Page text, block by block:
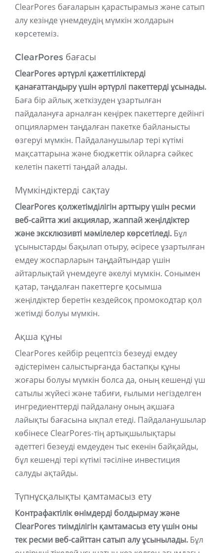
ClearPores бағаларын қарастырамыз және сатып
алу кезінде үнемдеудің мүмкін жолдарын
көрсетеміз.
ClearPores бағасы
ClearPores әртүрлі қажеттіліктерді
қанағаттандыру үшін әртүрлі пакеттерді ұсынады.
Баға бір айлық жеткізуден ұзартылған
пайдалануға арналған кеңірек пакеттерге дейінгі
опциялармен таңдалған пакетке байланысты
өзгеруі мүмкін. Пайдаланушылар тері күтімі
мақсаттарына және бюджеттік ойларға сәйкес
келетін пакетті таңдай алады.
Мүмкіндіктерді сақтау
ClearPores қолжетімділігін арттыру үшін ресми
веб-сайтта жиі акциялар, жаппай жеңілдіктер
және эксклюзивті мәмілелер көрсетіледі. Бұл
ұсыныстарды бақылап отыру, әсіресе ұзартылған
емдеу жоспарларын таңдайтындар үшін
айтарлықтай үнемдеуге әкелуі мүмкін. Сонымен
қатар, таңдалған пакеттерге қосымша
жеңілдіктер беретін кездейсоқ промокодтар қол
жетімді болуы мүмкін.
Ақша құны
ClearPores кейбір рецептсіз безеуді емдеу
әдістерімен салыстырғанда бастапқы құны
жоғары болуы мүмкін болса да, оның кешенді үш
сатылы жүйесі және табиғи, ғылыми негізделген
ингредиенттерді пайдалану оның ақшаға
лайықты бағасына ықпал етеді. Пайдаланушылар
көбінесе ClearPores-тің артықшылықтары
әдеттегі безеуді емдеуден тыс екенін байқайды,
бұл кешенді тері күтімі тәсіліне инвестиция
салуды ақтайды.
Түпнұсқалықты қамтамасыз ету
Контрафактілік өнімдерді болдырмау және
ClearPores тиімділігін қамтамасыз ету үшін оны
тек ресми веб-сайттан сатып алу ұсынылады. Бұл